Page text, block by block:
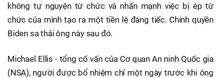
không tự nguyện từ chức và nhấn mạnh việc bị ép từ
chức của mình tạo ra một tiền lệ đáng tiếc. Chính quyền
Biden sa thải ông này sau đó.
Michael Ellis - tổng cố vấn của Cơ quan An ninh Quốc gia
(NSA), người được bổ nhiệm chỉ một ngày trước khi ông